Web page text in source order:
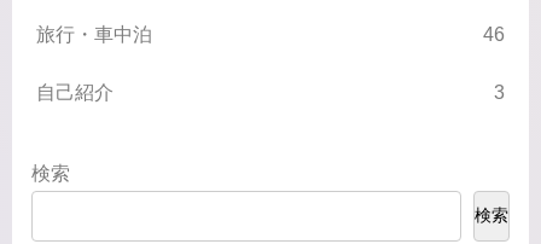
旅行・車中泊 46
自己紹介 3
検索
検索